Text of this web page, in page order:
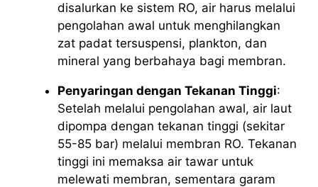
disalurkan ke sistem RO, air harus melalui
pengolahan awal untuk menghilangkan
zat padat tersuspensi, plankton, dan
mineral yang berbahaya bagi membran.
Penyaringan dengan Tekanan Tinggi:
Setelah melalui pengolahan awal, air laut
dipompa dengan tekanan tinggi (sekitar
55-85 bar) melalui membran RO. Tekanan
tinggi ini memaksa air tawar untuk
melewati membran, sementara garam